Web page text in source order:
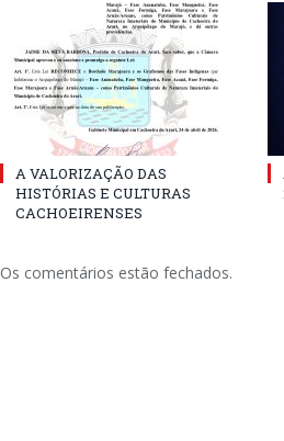
A VALORIZAÇÃO DAS
HISTÓRIAS E CULTURAS
CACHOEIRENSES
Os comentários estão fechados.